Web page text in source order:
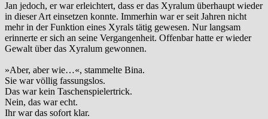
Jan jedoch, er war erleichtert, dass er das Xyralum überhaupt wieder
in dieser Art einsetzen konnte. Immerhin war er seit Jahren nicht
mehr in der Funktion eines Xyrals tätig gewesen. Nur langsam
erinnerte er sich an seine Vergangenheit. Offenbar hatte er wieder
Gewalt über das Xyralum gewonnen.
»Aber, aber wie…«, stammelte Bina.
Sie war völlig fassungslos.
Das war kein Taschenspielertrick.
Nein, das war echt.
Ihr war das sofort klar.